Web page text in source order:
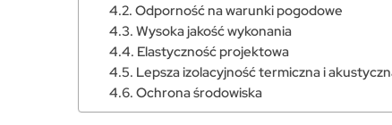
Odporność na warunki pogodowe
Wysoka jakość wykonania
Elastyczność projektowa
Lepsza izolacyjność termiczna i
Ochrona środowiska